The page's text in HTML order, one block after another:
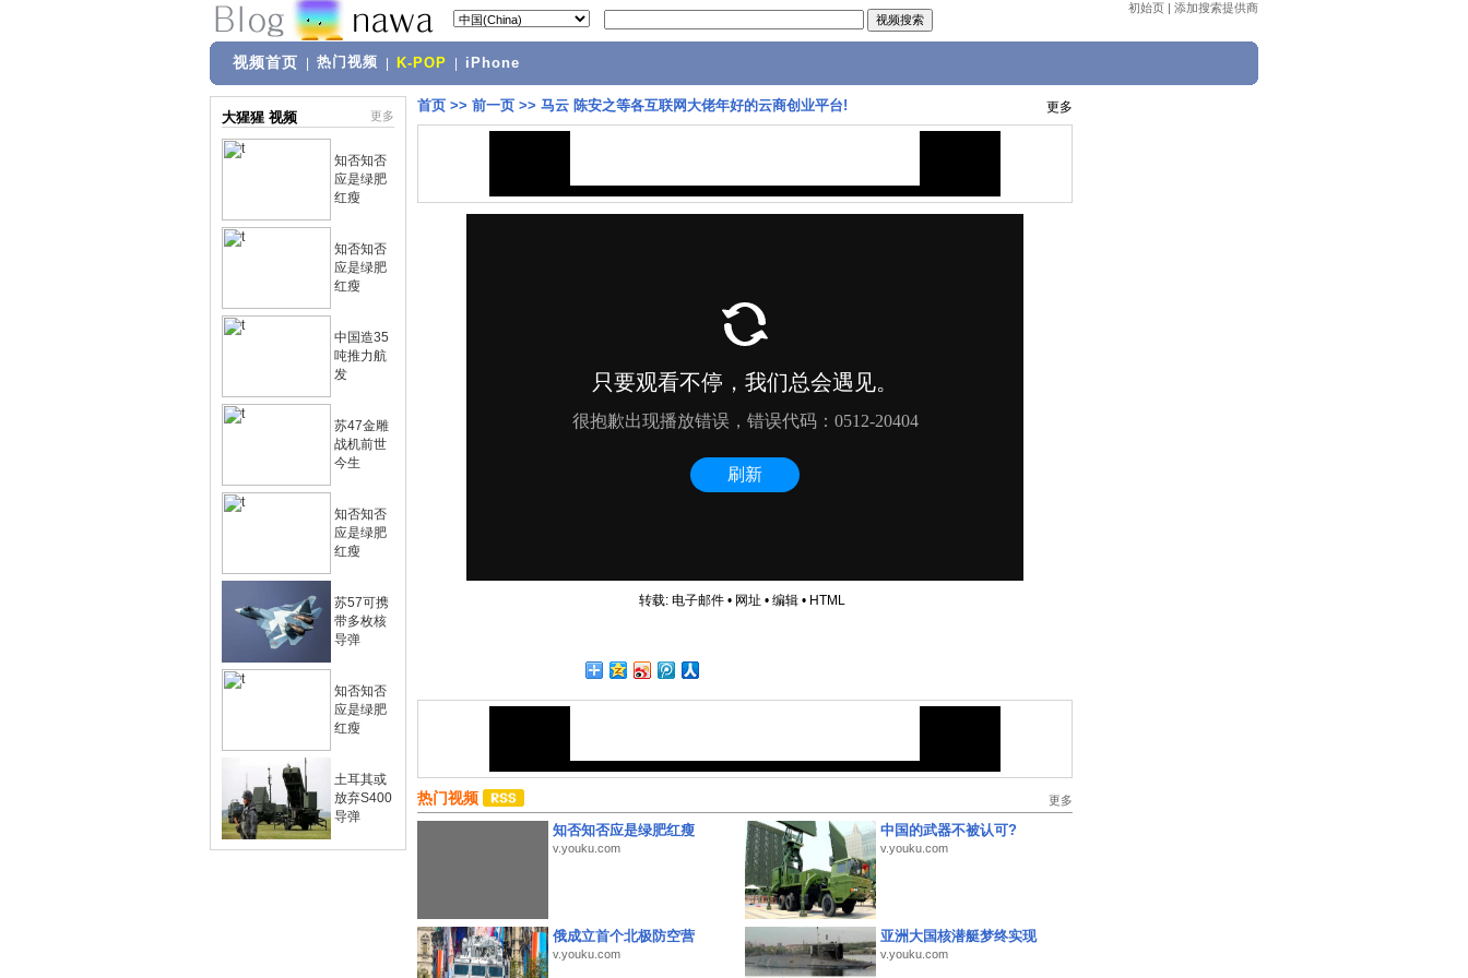
初始页 | 添加搜索提供商
视频首页 热门视频 K-POP iPhone
大猩猩 视频 更多
知否知否
应是绿肥
红瘦
知否知否
应是绿肥
红瘦
中国造35
吨推力航
发
苏47金雕
战机前世
今生
知否知否
应是绿肥
红瘦
苏57可携
带多枚核
导弹
知否知否
应是绿肥
红瘦
土耳其或
放弃S400
导弹
首页 >> 前一页 >> 马云 陈安之等各互联网大佬年好的云商创业平台! 更多
转载: 电子邮件• 网址 • 编辑• HTML
热门视频 更多
知否知否应是绿肥红瘦
v.youku.com
中国的武器不被认可?
v.youku.com
俄成立首个北极防空营
v.youku.com
亚洲大国核潜艇梦终实现
v.youku.com